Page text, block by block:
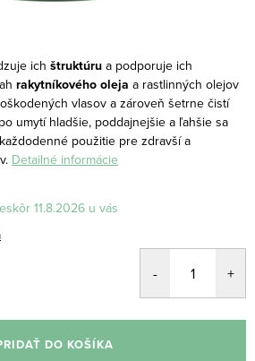
ich štruktúru a podporuje ich
rakytníkového oleja a rastlinných olejov
vlasov a zároveň šetrne čistí
umytí hladšie, poddajnejšie a ľahšie sa
použitie pre zdravší a
Detailné informácie
11.8.2026
DO KOŠÍKA